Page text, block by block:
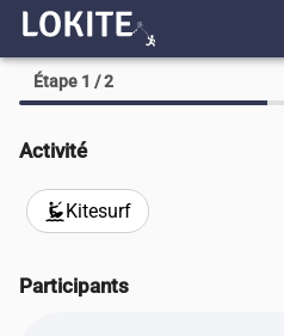
Étape 1 / 2
Activité
kitesurfingKitesurf
Participants